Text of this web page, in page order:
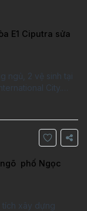
E1 Ciputra sửa
ngủ, 2 vệ sinh tại
City.
lượng cao, sàn
thoáng sáng.
phố Ngọc
tích xây dựng